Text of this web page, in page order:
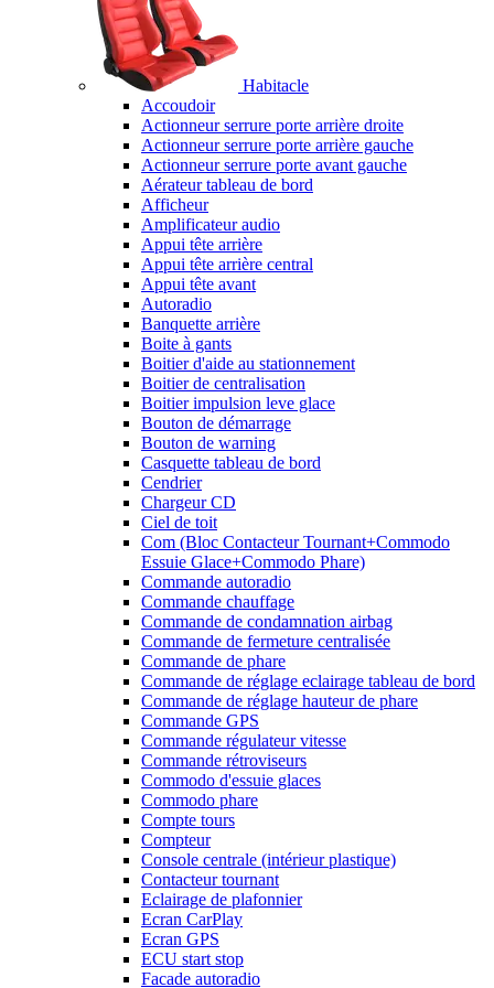
Habitacle
Accoudoir
Actionneur serrure porte arrière droite
Actionneur serrure porte arrière gauche
Actionneur serrure porte avant gauche
Aérateur tableau de bord
Afficheur
Amplificateur audio
Appui tête arrière
Appui tête arrière central
Appui tête avant
Autoradio
Banquette arrière
Boite à gants
Boitier d'aide au stationnement
Boitier de centralisation
Boitier impulsion leve glace
Bouton de démarrage
Bouton de warning
Casquette tableau de bord
Cendrier
Chargeur CD
Ciel de toit
Com (Bloc Contacteur Tournant+Commodo
Essuie Glace+Commodo Phare)
Commande autoradio
Commande chauffage
Commande de condamnation airbag
Commande de fermeture centralisée
Commande de phare
Commande de réglage eclairage tableau de bord
Commande de réglage hauteur de phare
Commande GPS
Commande régulateur vitesse
Commande rétroviseurs
Commodo d'essuie glaces
Commodo phare
Compte tours
Compteur
Console centrale (intérieur plastique)
Contacteur tournant
Eclairage de plafonnier
Ecran CarPlay
Ecran GPS
ECU start stop
Facade autoradio